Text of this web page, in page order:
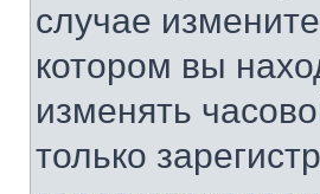
случае
котором вы
изменять
только